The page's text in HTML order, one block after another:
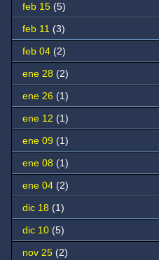
feb 15 (5)
feb 11 (3)
feb 04 (2)
ene 28 (2)
ene 26 (1)
ene 12 (1)
ene 09 (1)
ene 08 (1)
ene 04 (2)
dic 18 (1)
dic 10 (5)
nov 25 (2)